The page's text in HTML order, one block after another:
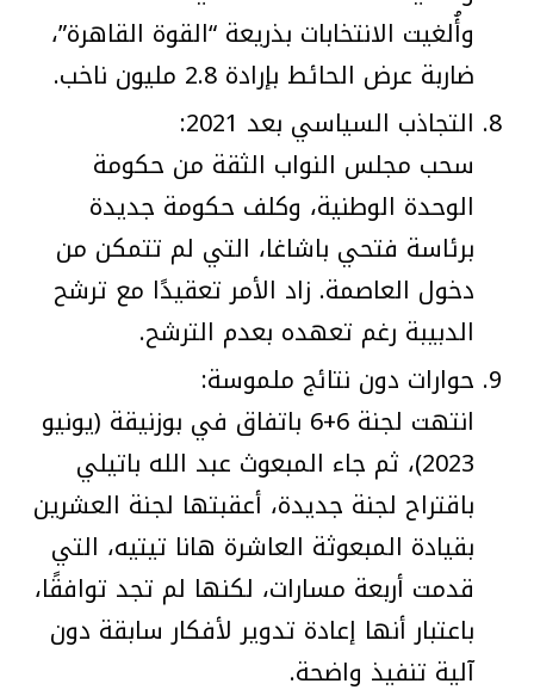
وأُلغيت الانتخابات بذريعة “القوة القاهرة”،
ضاربة عرض الحائط بإرادة 2.8 مليون ناخب.
التجاذب السياسي بعد 2021:
سحب مجلس النواب الثقة من حكومة
الوحدة الوطنية، وكلف حكومة جديدة
برئاسة فتحي باشاغا، التي لم تتمكن من
دخول العاصمة. زاد الأمر تعقيدًا مع ترشح
الدبيبة رغم تعهده بعدم الترشح.
حوارات دون نتائج ملموسة:
انتهت لجنة 6+6 باتفاق في بوزنيقة (يونيو
2023)، ثم جاء المبعوث عبد الله باتيلي
باقتراح لجنة جديدة، أعقبتها لجنة العشرين
بقيادة المبعوثة العاشرة هانا تيتيه، التي
قدمت أربعة مسارات، لكنها لم تجد توافقًا،
باعتبار أنها إعادة تدوير لأفكار سابقة دون
آلية تنفيذ واضحة.